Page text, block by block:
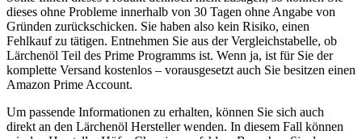
dieses ohne Probleme innerhalb von 30 Tagen ohne Angabe von
Gründen zurückschicken. Sie haben also kein Risiko, einen
Fehlkauf zu tätigen. Entnehmen Sie aus der Vergleichstabelle, ob
Lärchenöl Teil des Prime Programms ist. Wenn ja, ist für Sie der
komplette Versand kostenlos – vorausgesetzt auch Sie besitzen einen
Amazon Prime Account.
Um passende Informationen zu erhalten, können Sie sich auch
direkt an den Lärchenöl Hersteller wenden. In diesem Fall können